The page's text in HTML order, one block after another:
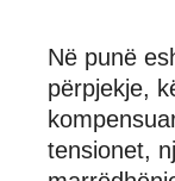
Në punë
përpjekje,
tensionet,